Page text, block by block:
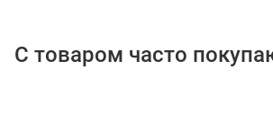
С товаром часто